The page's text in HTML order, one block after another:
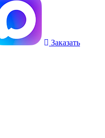
Заказать